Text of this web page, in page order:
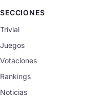
SECCIONES
Trivial
Juegos
Votaciones
Rankings
Noticias